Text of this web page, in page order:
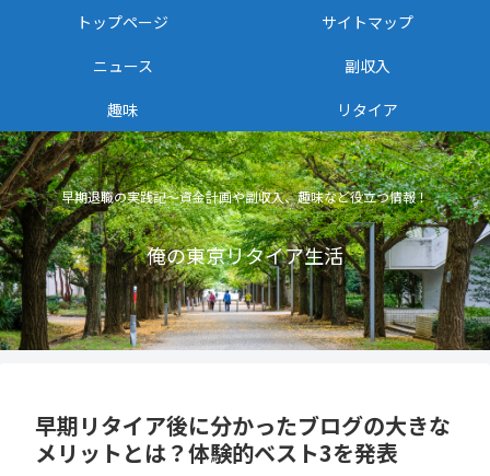
早期退職の実践記〜資金計画や副収入、趣味など役立つ情報！
俺の東京リタイア生活
トップページ
サイトマップ
ニュース
副収入
趣味
リタイア
早期リタイア後に分かったブログの大きな
メリットとは？体験的ベスト3を発表